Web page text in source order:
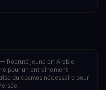
Recruté jeune en Arabie
pour un entraînement
du cosmos nécessaire pour